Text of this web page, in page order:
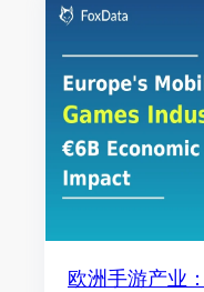
欧洲手游产业